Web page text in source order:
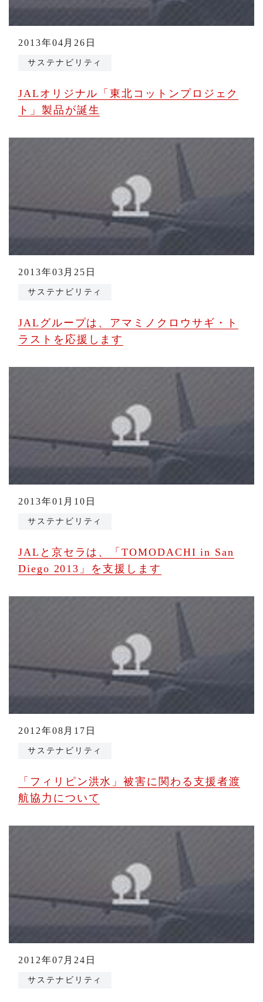
2013年04月26日
サステナビリティ
JALオリジナル「東北コットンプロジェク
ト」製品が誕生
2013年03月25日
サステナビリティ
JALグループは、アマミノクロウサギ・ト
ラストを応援します
2013年01月10日
サステナビリティ
JALと京セラは、「TOMODACHI in San
Diego 2013」を支援します
2012年08月17日
サステナビリティ
「フィリピン洪水」被害に関わる支援者渡
航協力について
2012年07月24日
サステナビリティ